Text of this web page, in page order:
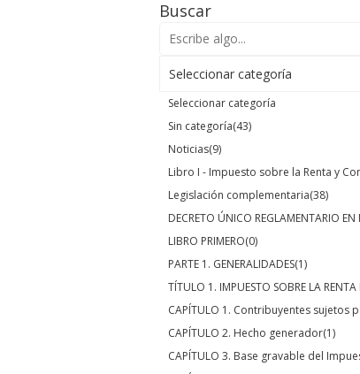
Buscar
Seleccionar categoría
Seleccionar categoría
Sin categoría(43)
Noticias(9)
Libro I - Impuesto sobre la Renta y
Legislación complementaria(38)
DECRETO ÚNICO REGLAMENTARIO
LIBRO PRIMERO(0)
PARTE 1. GENERALIDADES(1)
TÍTULO 1. IMPUESTO SOBRE LA
CAPÍTULO 1. Contribuyentes sujetos
CAPÍTULO 2. Hecho generador(1)
CAPÍTULO 3. Base gravable del